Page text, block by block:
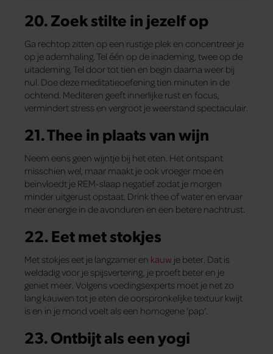
20. Zoek stilte in jezelf op
Ga rechtop zitten op een rustige plek en concentreer je
op je ademhaling. Tel één op de inademing, twee op de
uitademing. Tel door tot tien en begin daarna weer bij
nul. Doe deze meditatieoefening tien minuten in de
ochtend. Mediteren geeft innerlijke rust en focus,
vermindert stress en vergroot je weerstand spectaculair.
21. Thee in plaats van wijn
Neem eens geen wijntje bij het eten. Het ontspant
misschien wel, maar maakt je ook vroeger moe en
beïnvloedt je REM-slaap negatief zodat je morgen
minder uitgerust opstaat. Drink thee of water en ervaar
meer energie in de avonduren en een betere nachtrust.
22. Eet met stokjes
Met stokjes eet je langzamer en kauw je beter. Dat is
weldadig voor je spijsvertering, je proeft beter en je
geniet meer. Volgens voedingsexperts moet je net zo
lang kauwen tot je eten de oorspronkelijke textuur kwijt
is en in je mond voelt als een homogene ‘pap’.
23. Ontbijt als een yogi